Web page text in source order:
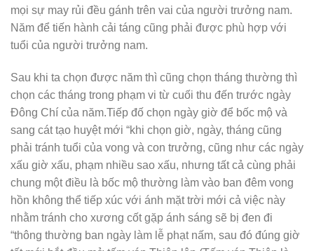
mọi sự may rủi đều gánh trên vai của người trưởng nam.
Năm để tiến hành cải táng cũng phải được phù hợp với
tuổi của người trưởng nam.
Sau khi ta chọn được năm thì cũng chọn tháng thường thì
chọn các tháng trong phạm vi từ cuối thu đến trước ngày
Đông Chí của năm.Tiếp đố chọn ngày giờ để bốc mộ và
sang cát tạo huyệt mới “khi chọn giờ, ngày, tháng cũng
phải tránh tuổi của vong và con trưởng, cũng như các ngày
xấu giờ xấu, phạm nhiều sao xấu, nhưng tất cả cùng phải
chung một điều là bốc mộ thường làm vào ban đêm vong
hồn không thể tiếp xúc với ánh mặt trời mới cả việc này
nhằm tránh cho xương cốt gặp ánh sáng sẽ bị đen đi
“thông thường ban ngày làm lễ phạt nấm, sau đó đúng giờ